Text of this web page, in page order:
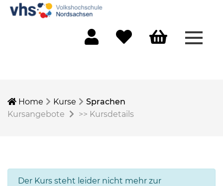
Home Kurse
Sprachen
Kursangebote
>> Kursdetails
Der Kurs steht leider nicht mehr zur